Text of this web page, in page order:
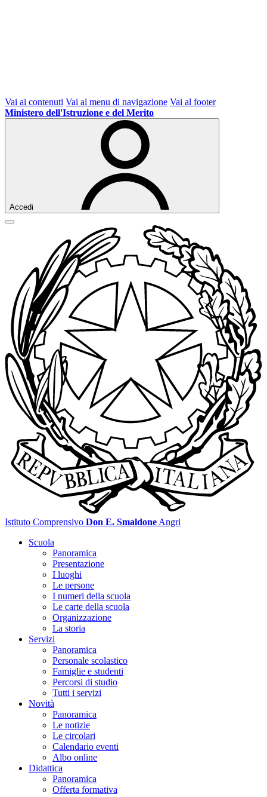
Vai ai contenuti Vai al menu di navigazione Vai al footer
Ministero dell'Istruzione e del Merito
Accedi
Istituto Comprensivo Don E. Smaldone Angri
Scuola
Panoramica
Presentazione
I luoghi
Le persone
I numeri della scuola
Le carte della scuola
Organizzazione
La storia
Servizi
Panoramica
Personale scolastico
Famiglie e studenti
Percorsi di studio
Tutti i servizi
Novità
Panoramica
Le notizie
Le circolari
Calendario eventi
Albo online
Didattica
Panoramica
Offerta formativa